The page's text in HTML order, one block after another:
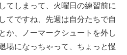
てしまって、火曜日の練習前に
てですね、先週は自分たちで自
か、ノーマークシュートを外し
場になっちゃって、ちょっと慢